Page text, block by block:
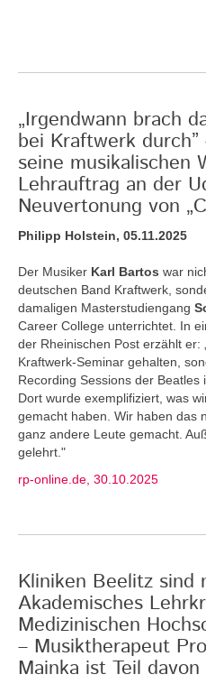
„Irgendwann brach
bei Kraftwerk
seine musikalischen
Lehrauftrag an der
Neuvertonung von
Philipp Holstein, 05.11.2025
Der Musiker Karl Bartos war
deutschen Band Kraftwerk,
damaligen Masterstudiengang
Career College unterrichtet. In
der Rheinischen Post erzählt er:
Kraftwerk-Seminar gehalten,
Recording Sessions der Beatles
Dort wurde exemplifiziert, was
gemacht haben. Wir haben das
ganz andere Leute gemacht.
gelehrt."
rp-online.de, 30.10.2025
Kliniken Beelitz sind
Akademisches
Medizinischen
– Musiktherapeut
Mainka ist Teil davon